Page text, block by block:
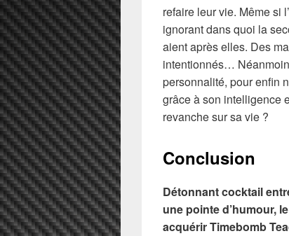
refaire leur vie. Même si
ignorant dans quoi la
aient après elles. Des
intentionnés…
personnalité, pour enfin
grâce à son intelligence
revanche sur sa vie ?
Conclusion
Détonnant cocktail
une pointe d’humour,
acquérir Timebomb